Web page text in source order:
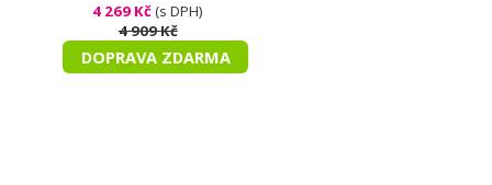
4 269 Kč(s DPH)
4 909 Kč
DOPRAVA ZDARMA